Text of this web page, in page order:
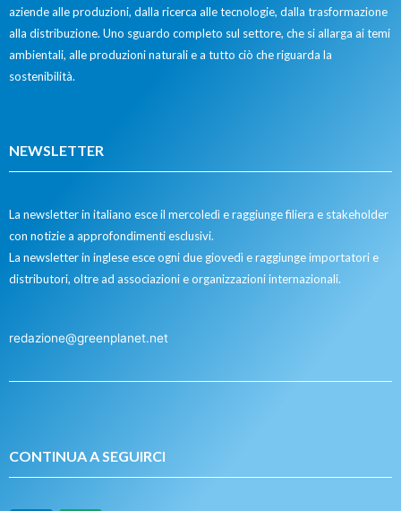
aziende alle produzioni, dalla ricerca alle tecnologie, dalla trasformazione
alla distribuzione. Uno sguardo completo sul settore, che si allarga ai temi
ambientali, alle produzioni naturali e a tutto ciò che riguarda la
sostenibilità.
NEWSLETTER
La newsletter in italiano esce il mercoledì e raggiunge filiera e stakeholder
con notizie a approfondimenti esclusivi.
La newsletter in inglese esce ogni due giovedì e raggiunge importatori e
distributori, oltre ad associazioni e organizzazioni internazionali.
redazione@greenplanet.net
CONTINUA A SEGUIRCI